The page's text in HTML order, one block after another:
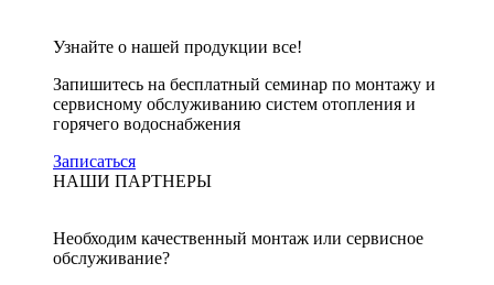
Узнайте о нашей продукции все!
Запишитесь на бесплатный семинар по монтажу и
сервисному обслуживанию систем отопления и
горячего водоснабжения
Записаться
НАШИ ПАРТНЕРЫ
Необходим качественный монтаж или сервисное
обслуживание?